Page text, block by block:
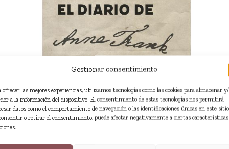
Gestionar consentimiento
ofrecer las mejores experiencias, utilizamos tecnologías como las cookies para almacenar
a la información del dispositivo. El consentimiento de estas tecnologías nos permitirá
datos como el comportamiento de navegación o las identificaciones únicas en este
o retirar el consentimiento, puede afectar negativamente a ciertas
NOVELA
Al otro lado de la línea
ENG – ES